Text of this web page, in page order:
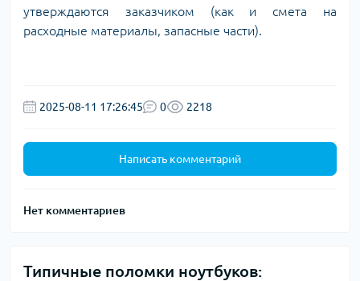
утверждаются заказчиком (как и смета на
расходные материалы, запасные части).
2025-08-11 17:26:45 0 2218
Написать комментарий
Нет комментариев
Типичные поломки ноутбуков: